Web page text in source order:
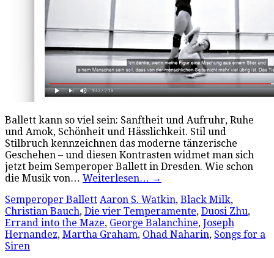
Ballett kann so viel sein: Sanftheit und Aufruhr, Ruhe
und Amok, Schönheit und Hässlichkeit. Stil und
Stilbruch kennzeichnen das moderne tänzerische
Geschehen – und diesen Kontrasten widmet man sich
jetzt beim Semperoper Ballett in Dresden. Wie schon
die Musik von… Weiterlesen… →
Semperoper Ballett Aaron S. Watkin, Black Milk,
Christian Bauch, Die vier Temperamente, Duosi Zhu,
Errand into the Maze, George Balanchine, Joseph
Hernandez, Martha Graham, Ohad Naharin, Songs for a
Siren